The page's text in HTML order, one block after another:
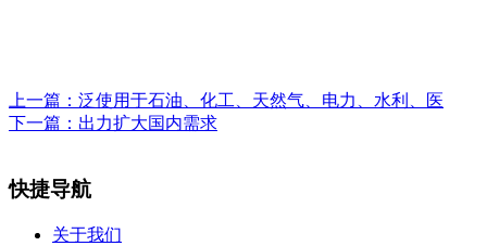
上一篇： 泛使用于石油、化工、天然气、电力、水利、医
下一篇： 出力扩大国内需求
快捷导航
关于我们